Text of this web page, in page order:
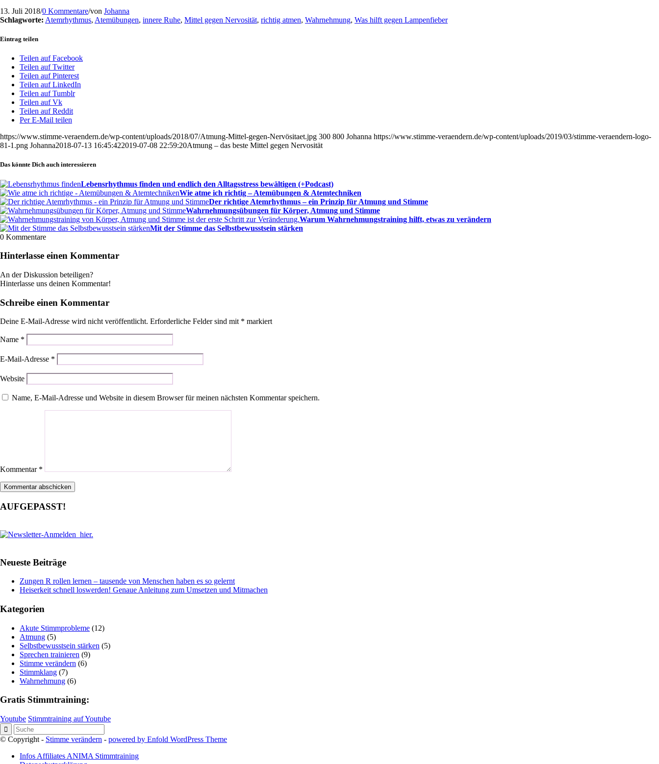
13. Juli 2018/0 Kommentare/von Johanna
Schlagworte: Atemrhythmus, Atemübungen, innere Ruhe, Mittel gegen Nervosität, richtig atmen, Wahrnehmung, Was hilft gegen Lampenfieber
Eintrag teilen
Teilen auf Facebook
Teilen auf Twitter
Teilen auf Pinterest
Teilen auf LinkedIn
Teilen auf Tumblr
Teilen auf Vk
Teilen auf Reddit
Per E-Mail teilen
https://www.stimme-veraendern.de/wp-content/uploads/2018/07/Atmung-Mittel-gegen-Nervösitaet.jpg 300 800 Johanna https://www.stimme-veraendern.de/wp-content/uploads/2019/03/stimme-veraendern-logo-
81-1.png Johanna2018-07-13 16:45:422019-07-08 22:59:20Atmung – das beste Mittel gegen Nervosität
Das könnte Dich auch interessieren
Lebensrhythmus finden und endlich den Alltagsstress bewältigen (+Podcast)
Wie atme ich richtig – Atemübungen & Atemtechniken
Der richtige Atemrhythmus – ein Prinzip für Atmung und Stimme
Wahrnehmungsübungen für Körper, Atmung und Stimme
Warum Wahrnehmungstraining hilft, etwas zu verändern
Mit der Stimme das Selbstbewusstsein stärken
0 Kommentare
Hinterlasse einen Kommentar
An der Diskussion beteiligen?
Hinterlasse uns deinen Kommentar!
Schreibe einen Kommentar
Deine E-Mail-Adresse wird nicht veröffentlicht. Erforderliche Felder sind mit * markiert
Name *
E-Mail-Adresse *
Website
Name, E-Mail-Adresse und Website in diesem Browser für meinen nächsten Kommentar speichern.
Kommentar *
AUFGEPASST!
Neueste Beiträge
Zungen R rollen lernen – tausende von Menschen haben es so gelernt
Heiserkeit schnell loswerden! Genaue Anleitung zum Umsetzen und Mitmachen
Kategorien
Akute Stimmprobleme (12)
Atmung (5)
Selbstbewusstsein stärken (5)
Sprechen trainieren (9)
Stimme verändern (6)
Stimmklang (7)
Wahrnehmung (6)
Gratis Stimmtraining:
Youtube Stimmtraining auf Youtube
© Copyright - Stimme verändern - powered by Enfold WordPress Theme
Infos Affiliates ANIMA Stimmtraining